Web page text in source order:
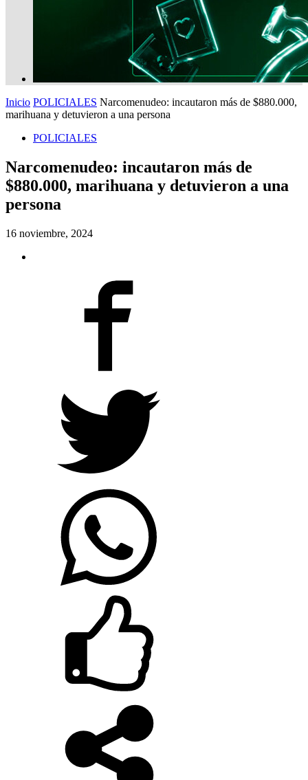
Inicio POLICIALES Narcomenudeo: incautaron más de $880.000,
marihuana y detuvieron a una persona
POLICIALES
Narcomenudeo: incautaron más de
$880.000, marihuana y detuvieron a una
persona
16 noviembre, 2024